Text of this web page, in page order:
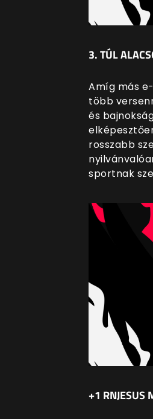
3. TÚL
Amíg más
több
és
rosszabb
sportnak
+1 RNJESUS